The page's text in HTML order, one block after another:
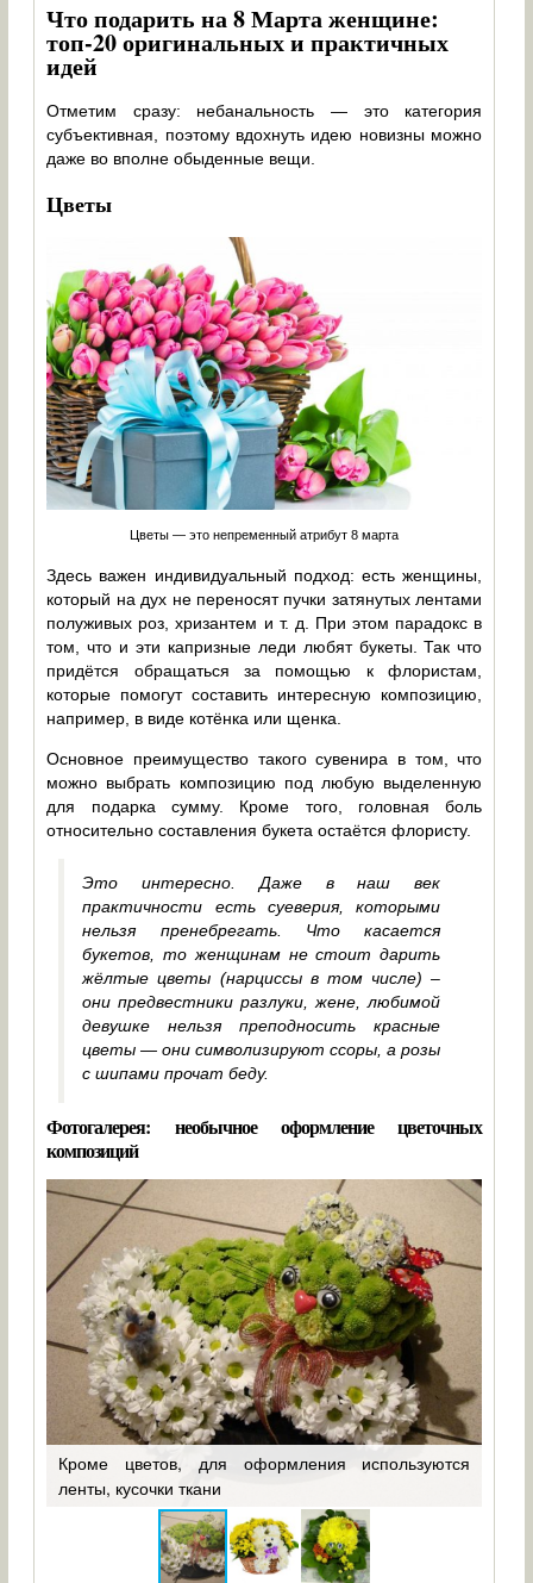
Что подарить на 8 Марта женщине:
топ-20 оригинальных и практичных
идей
Отметим сразу: небанальность — это категория
субъективная, поэтому вдохнуть идею новизны можно
даже во вполне обыденные вещи.
Цветы
Цветы — это непременный атрибут 8 марта
Здесь важен индивидуальный подход: есть женщины,
который на дух не переносят пучки затянутых лентами
полуживых роз, хризантем и т. д. При этом парадокс в
том, что и эти капризные леди любят букеты. Так что
придётся обращаться за помощью к флористам,
которые помогут составить интересную композицию,
например, в виде котёнка или щенка.
Основное преимущество такого сувенира в том, что
можно выбрать композицию под любую выделенную
для подарка сумму. Кроме того, головная боль
относительно составления букета остаётся флористу.
Это интересно. Даже в наш век
практичности есть суеверия, которыми
нельзя пренебрегать. Что касается
букетов, то женщинам не стоит дарить
жёлтые цветы (нарциссы в том числе) –
они предвестники разлуки, жене, любимой
девушке нельзя преподносить красные
цветы — они символизируют ссоры, а розы
с шипами прочат беду.
Фотогалерея: необычное оформление цветочных
композиций
Кроме цветов, для оформления используются
ленты, кусочки ткани